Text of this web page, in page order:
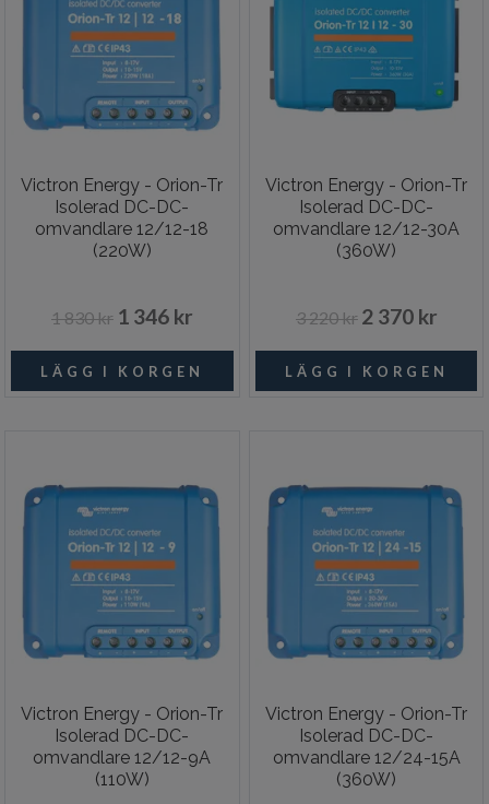
Victron Energy - Orion-Tr
Isolerad DC-DC-
omvandlare 12/12-18
(220W)
1 830 kr 1 346 kr
Victron Energy - Orion-Tr
Isolerad DC-DC-
omvandlare 12/12-30A
(360W)
3 220 kr 2 370 kr
Victron Energy - Orion-Tr
Isolerad DC-DC-
omvandlare 12/12-9A
(110W)
Victron Energy - Orion-Tr
Isolerad DC-DC-
omvandlare 12/24-15A
(360W)